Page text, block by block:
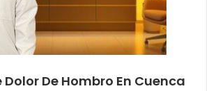
Dolor De Hombro En Cuenca